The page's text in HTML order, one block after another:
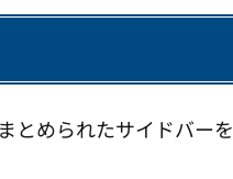
とめられたサイドバーを